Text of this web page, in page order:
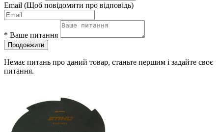
Email (Щоб повідомити про відповідь)
* Ваше питання
Продовжити
Немає питань про даний товар, станьте першим і задайте своє
питання.